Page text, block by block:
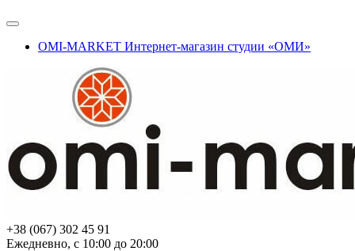
OMI-MARKET Интернет-магазин студии «ОМИ»
+38 (067) 302 45 91
Ежедневно, с 10:00 до 20:00